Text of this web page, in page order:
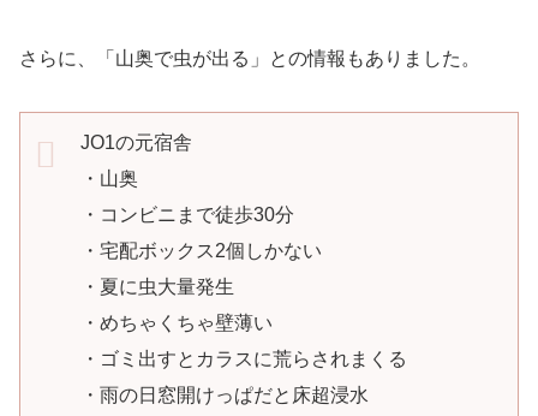
さらに、「山奥で虫が出る」との情報もありました。
JO1の元宿舎
・山奥
・コンビニまで徒歩30分
・宅配ボックス2個しかない
・夏に虫大量発生
・めちゃくちゃ壁薄い
・ゴミ出すとカラスに荒らされまくる
・雨の日窓開けっぱだと床超浸水